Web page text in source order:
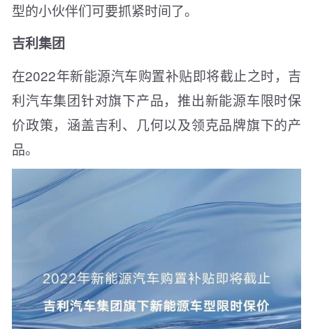
型的小伙伴们可要抓紧时间了。
吉利集团
在2022年新能源汽车购置补贴即将截止之时，吉
利汽车集团针对旗下产品，推出新能源车限时保
价政策，涵盖吉利、几何以及领克品牌旗下的产
品。